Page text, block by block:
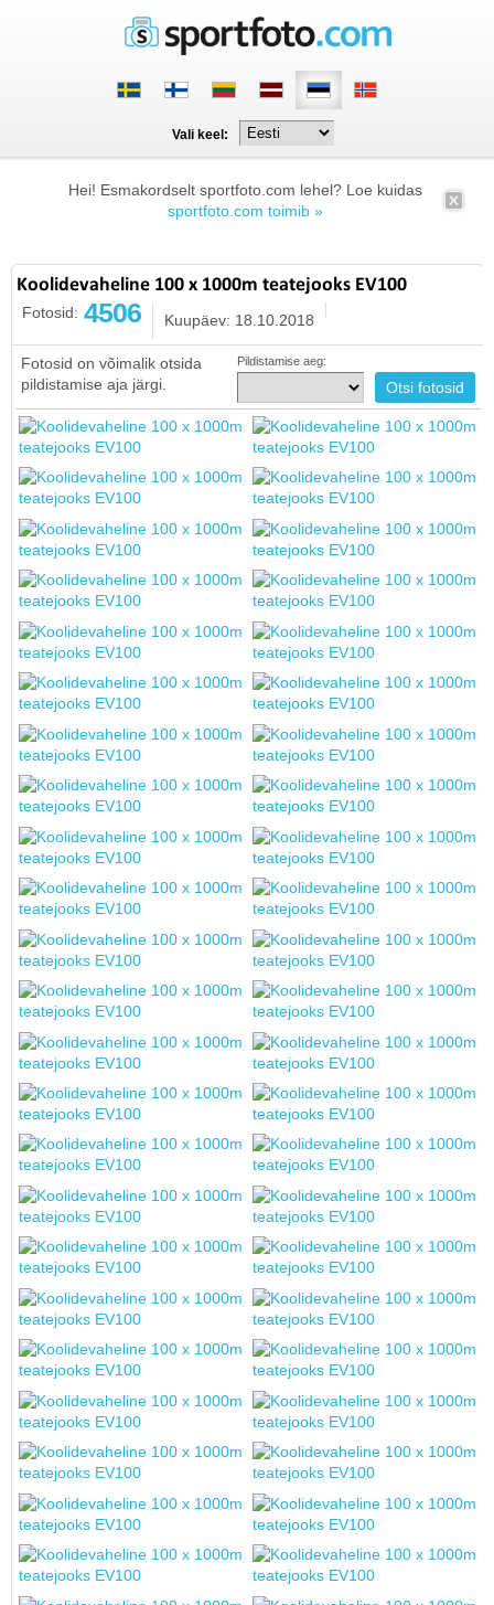
Vali keel:
Hei! Esmakordselt sportfoto.com lehel? Loe kuidas
sportfoto.com toimib »
Koolidevaheline 100 x 1000m teatejooks EV100
Fotosid: 4506 Kuupäev: 18.10.2018
Fotosid on võimalik otsida
pildistamise aja järgi.
Pildistamise aeg: